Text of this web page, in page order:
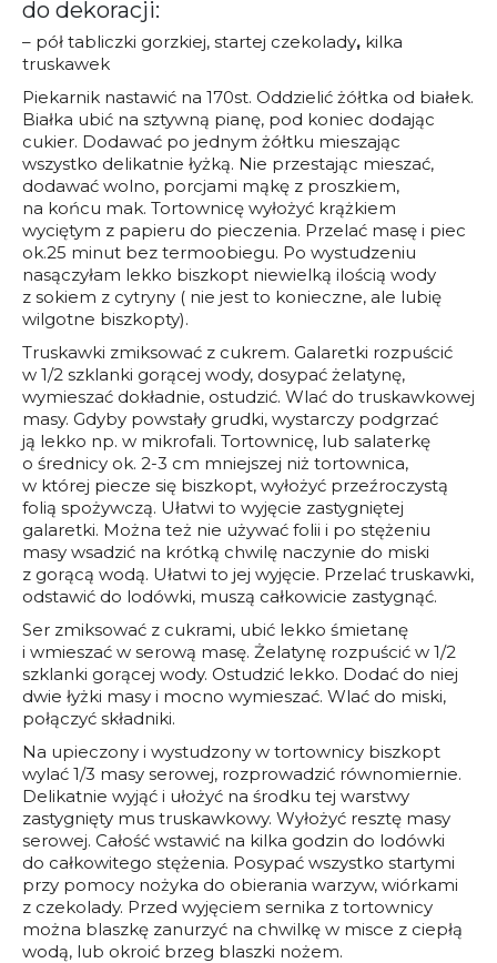
do dekoracji:
– pół tabliczki gorzkiej, startej czekolady, kilka
truskawek
Piekarnik nastawić na 170st. Oddzielić żółtka od białek.
Białka ubić na sztywną pianę, pod koniec dodając
cukier. Dodawać po jednym żółtku mieszając
wszystko delikatnie łyżką. Nie przestając mieszać,
dodawać wolno, porcjami mąkę z proszkiem,
na końcu mak. Tortownicę wyłożyć krążkiem
wyciętym z papieru do pieczenia. Przelać masę i piec
ok.25 minut bez termoobiegu. Po wystudzeniu
nasączyłam lekko biszkopt niewielką ilością wody
z sokiem z cytryny ( nie jest to konieczne, ale lubię
wilgotne biszkopty).
Truskawki zmiksować z cukrem. Galaretki rozpuścić
w 1/2 szklanki gorącej wody, dosypać żelatynę,
wymieszać dokładnie, ostudzić. Wlać do truskawkowej
masy. Gdyby powstały grudki, wystarczy podgrzać
ją lekko np. w mikrofali. Tortownicę, lub salaterkę
o średnicy ok. 2-3 cm mniejszej niż tortownica,
w której piecze się biszkopt, wyłożyć przeźroczystą
folią spożywczą. Ułatwi to wyjęcie zastygniętej
galaretki. Można też nie używać folii i po stężeniu
masy wsadzić na krótką chwilę naczynie do miski
z gorącą wodą. Ułatwi to jej wyjęcie. Przelać truskawki,
odstawić do lodówki, muszą całkowicie zastygnąć.
Ser zmiksować z cukrami, ubić lekko śmietanę
i wmieszać w serową masę. Żelatynę rozpuścić w 1/2
szklanki gorącej wody. Ostudzić lekko. Dodać do niej
dwie łyżki masy i mocno wymieszać. Wlać do miski,
połączyć składniki.
Na upieczony i wystudzony w tortownicy biszkopt
wylać 1/3 masy serowej, rozprowadzić równomiernie.
Delikatnie wyjąć i ułożyć na środku tej warstwy
zastygnięty mus truskawkowy. Wyłożyć resztę masy
serowej. Całość wstawić na kilka godzin do lodówki
do całkowitego stężenia. Posypać wszystko startymi
przy pomocy nożyka do obierania warzyw, wiórkami
z czekolady. Przed wyjęciem sernika z tortownicy
można blaszkę zanurzyć na chwilkę w misce z ciepłą
wodą, lub okroić brzeg blaszki nożem.